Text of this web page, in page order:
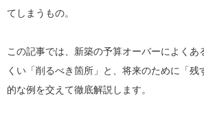
てしまうもの。
この記事では、新築の予算オーバーによくあ
くい「削るべき箇所」と、将来のために「残
的な例を交えて徹底解説します。